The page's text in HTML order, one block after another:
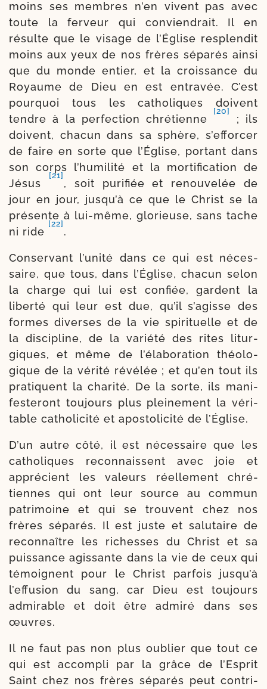
moins ses membres n’en vivent pas avec
toute la fer­veur qui convien­drait. Il en
résulte que le visage de l’Église res­plen­dit
moins aux yeux de nos frères sépa­rés ain­si
que du monde entier, et la crois­sance du
Royaume de Dieu en est entra­vée. C’est
pour­quoi tous les catho­liques doivent
tendre à la per­fec­tion chré­tienne
[20]
; ils
doivent, cha­cun dans sa sphère, s’efforcer
de faire en sorte que l’Église, por­tant dans
son corps l’humilité et la mor­ti­fi­ca­tion de
Jésus
[21]
, soit puri­fiée et renou­ve­lée de
jour en jour, jusqu’à ce que le Christ se la
pré­sente à lui-​même, glo­rieuse, sans tache
ni ride
[22]
.
Conservant l’unité dans ce qui est néces­
saire, que tous, dans l’Église, cha­cun selon
la charge qui lui est confiée, gardent la
liber­té qui leur est due, qu’il s’agisse des
formes diverses de la vie spi­ri­tuelle et de
la dis­ci­pline, de la varié­té des rites litur­
giques, et même de l’élaboration théo­lo­
gique de la véri­té révé­lée ; et qu’en tout ils
pra­tiquent la cha­ri­té. De la sorte, ils mani­
fes­te­ront tou­jours plus plei­ne­ment la véri­
table catho­li­ci­té et apos­to­li­ci­té de l’Église.
D’un autre côté, il est néces­saire que les
catho­liques recon­naissent avec joie et
appré­cient les valeurs réel­le­ment chré­
tiennes qui ont leur source au com­mun
patri­moine et qui se trouvent chez nos
frères sépa­rés. Il est juste et salu­taire de
recon­naître les richesses du Christ et sa
puis­sance agis­sante dans la vie de ceux qui
témoignent pour le Christ par­fois jusqu’à
l’effusion du sang, car Dieu est tou­jours
admi­rable et doit être admi­ré dans ses
œuvres.
Il ne faut pas non plus oublier que tout ce
qui est accom­pli par la grâce de l’Esprit
Saint chez nos frères sépa­rés peut contri­